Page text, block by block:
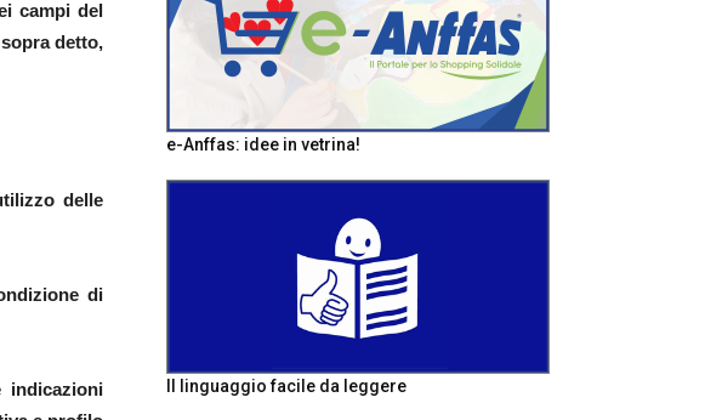
campi del
detto,
delle
di
indicazioni
e-Anffas: idee in vetrina!
Il linguaggio facile da leggere